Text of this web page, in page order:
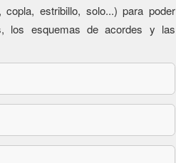
estribillo, solo...) para poder
los esquemas de acordes y las